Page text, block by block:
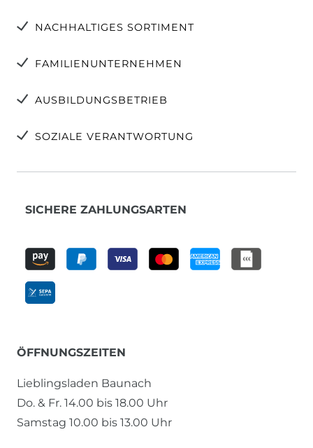
NACHHALTIGES SORTIMENT
FAMILIENUNTERNEHMEN
AUSBILDUNGSBETRIEB
SOZIALE VERANTWORTUNG
SICHERE ZAHLUNGSARTEN
ÖFFNUNGSZEITEN
Lieblingsladen Baunach
Do. & Fr. 14.00 bis 18.00 Uhr
Samstag 10.00 bis 13.00 Uhr